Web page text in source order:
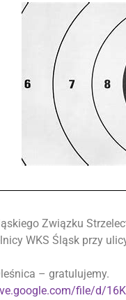
Związku
WKS Śląsk przy
– gratulujemy.
file/d/